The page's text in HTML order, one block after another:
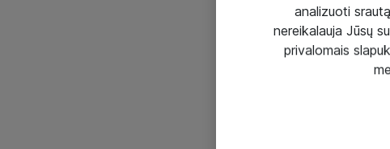
analizuoti
nereikalauja Jūsų
privalomais